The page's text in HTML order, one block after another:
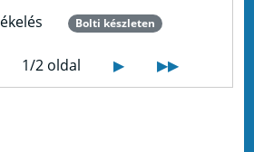
Bolti készleten
1/2 oldal ▶ ▶▶